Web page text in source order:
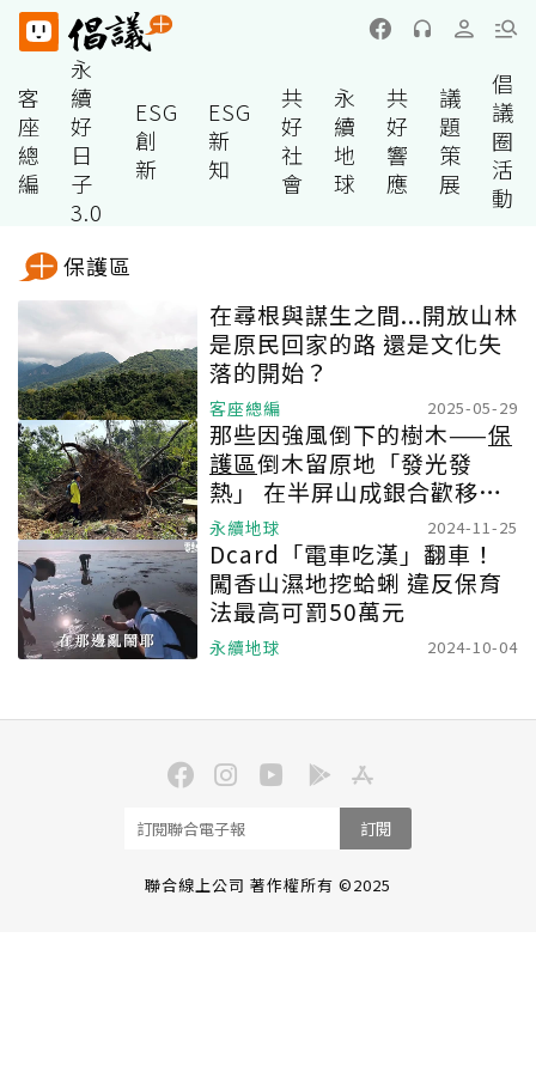
客
座
總
編
永
續
好
日
子
3.0
ESG
創
新
ESG
新
知
共
好
社
會
永
續
地
球
共
好
響
應
議
題
策
展
倡
議
圈
活
動
保護區
在尋根與謀生之間...開放山林
是原民回家的路 還是文化失
落的開始？
客座總編 2025-05-29
那些因強風倒下的樹木——保
護區倒木留原地「發光發
熱」 在半屏山成銀合歡移除
助力
永續地球 2024-11-25
Dcard「電車吃漢」翻車！
闖香山濕地挖蛤蜊 違反保育
法最高可罰50萬元
永續地球 2024-10-04
訂閱
聯合線上公司 著作權所有 ©2025